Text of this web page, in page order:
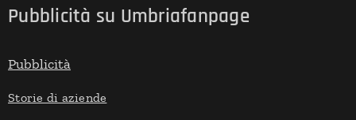
Pubblicità su Umbriafanpage
Pubblicità
Storie di aziende